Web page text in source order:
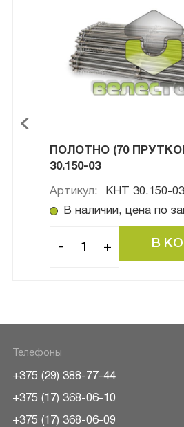
ПОЛОТНО (70
30.150-03
Артикул:
КНТ 30.150-03
В наличии, цена по
- +
Телефоны
+375 (29) 388-77-44
+375 (17) 368-06-10
+375 (17) 368-06-09